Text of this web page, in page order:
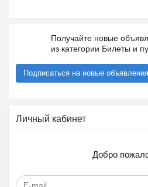
Получайте новые
из категории Билеты и
Подписаться на новые объявления
Личный кабинет
Добро